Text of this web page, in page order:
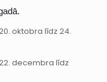
oktobra līdz 24.
decembra līdz